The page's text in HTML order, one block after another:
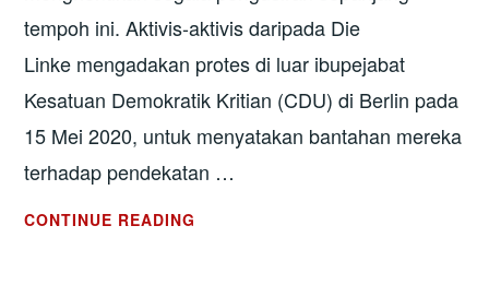
tempoh ini. Aktivis-aktivis daripada Die
Linke mengadakan protes di luar ibupejabat
Kesatuan Demokratik Kritian (CDU) di Berlin pada
15 Mei 2020, untuk menyatakan bantahan mereka
terhadap pendekatan …
CONTINUE READING